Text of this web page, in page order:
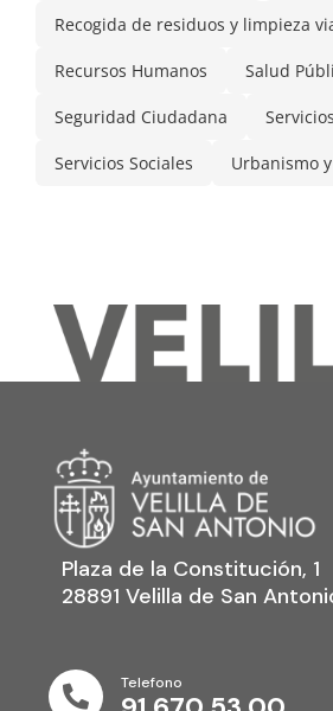
Recogida de residuos y limpieza
Recursos Humanos Salud
Seguridad Ciudadana
Servicios Sociales Urbanismo
Plaza de la Constitución, 1
28891 Velilla de San

Telefono